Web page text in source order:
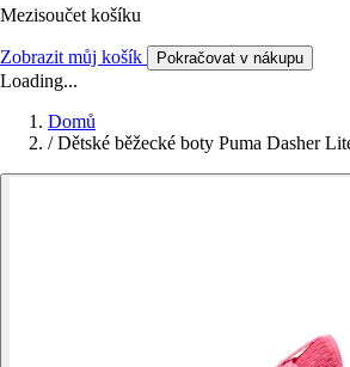
Mezisoučet košíku
Zobrazit můj košík Pokračovat v nákupu
Loading...
Domů
/ Dětské běžecké boty Puma Dasher